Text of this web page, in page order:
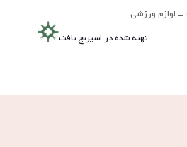
لوازم ورزشی
تهیه شده در اسپریچ بافت